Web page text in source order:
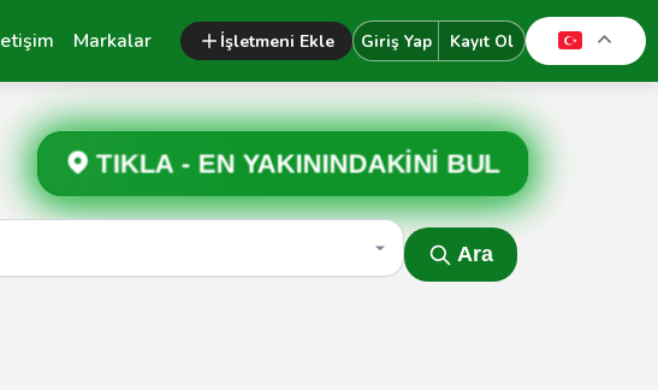
Markalar İşletmeni Ekle Giriş Yap Kayıt Ol
TIKLA -EN YAKININDAKİNİ BUL
Ara